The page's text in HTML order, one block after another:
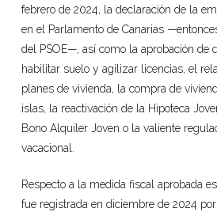
febrero de 2024, la declaración de la
en el Parlamento de Canarias
del PSOE—, así como la aprobación de
habilitar suelo y agilizar licencias, el
planes de vivienda, la compra de
islas, la reactivación de la Hipoteca
Bono Alquiler Joven o la valiente
vacacional.
Respecto a la medida fiscal aprobada
fue registrada en diciembre de 2024